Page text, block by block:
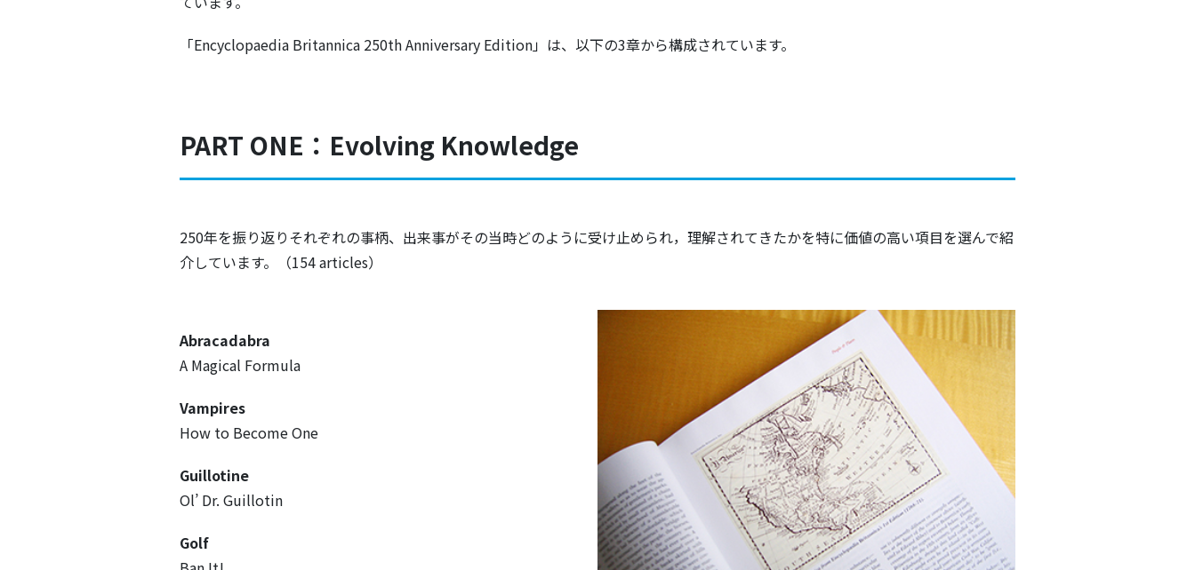
「Encyclopaedia Britannica 250th Anniversary Edition」は、以下の3章から構成されています。
PART ONE：Evolving Knowledge
250年を振り返りそれぞれの事柄、出来事がその当時どのように受け止められ，理解されてきたかを特に価値の高い項目を選んで紹
介しています。（154 articles）
Abracadabra
A Magical Formula
Vampires
How to Become One
Guillotine
Ol’ Dr. Guillotin
Golf